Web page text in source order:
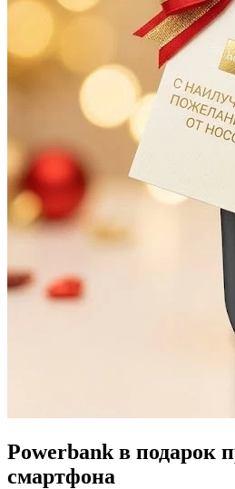
Powerbank в подарок
смартфона